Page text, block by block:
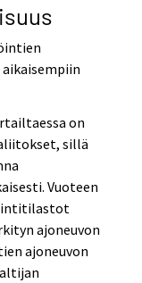
on
sillä
Vuoteen
ajoneuvon
ajoneuvon